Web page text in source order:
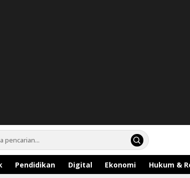
Pendidikan Digital Ekonomi Hukum &